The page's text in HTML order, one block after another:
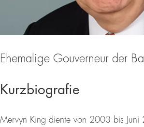
Ehemalige Gouverneur der
Kurzbiografie
Mervyn King diente von 2003 bis Juni